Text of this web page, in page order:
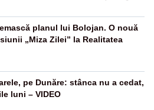
planul lui Bolojan. O nouă
„Miza Zilei” la Realitatea
pe Dunăre: stânca nu a cedat,
luni – VIDEO